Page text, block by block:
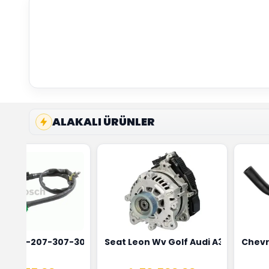
ALAKALI ÜRÜNLER
Marka 0515T3
206-207-307-308 Oksijen Sensörü Bosch Marka 1628HN-
Seat Leon Wv Golf Audi A3 Şarj